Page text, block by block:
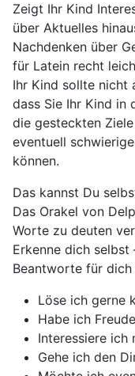
Zeigt Ihr Kind
über Aktuelles
Nachdenken über
für Latein recht
Ihr Kind sollte nicht
dass Sie Ihr Kind in
die gesteckten
eventuell
können.
Das kannst Du
Das Orakel von
Worte zu deuten
Erkenne dich selbst
Beantworte für
Löse ich gerne
Habe ich
Interessiere ich
Gehe ich den